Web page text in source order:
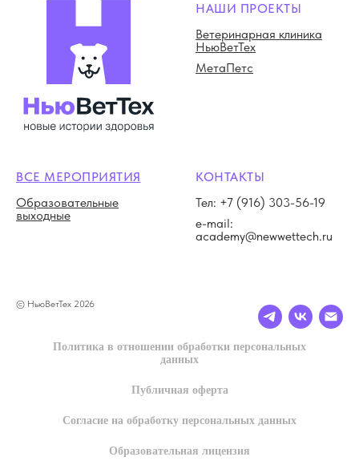
НАШИ ПРОЕКТЫ
Ветеринарная клиника
НьюВетТех
МетаПетс
ВСЕ МЕРОПРИЯТИЯ
Образовательные
выходные
КОНТАКТЫ
Тел: +7 (916) 303-56-19
e-mail:
academy@newwettech.ru
© НьюВетТех 2026
Политика в отношении обработки персональных
данных
Публичная оферта
Согласие на обработку персональных данных
Образовательная лицензия